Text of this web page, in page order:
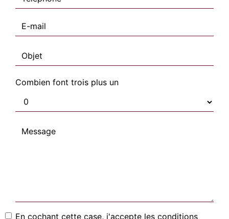
Combien font trois plus un
En cochant cette case, j'accepte les conditions